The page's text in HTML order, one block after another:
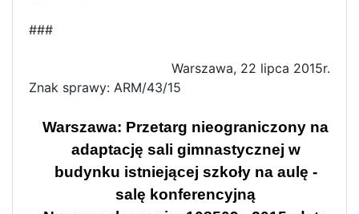
###
Warszawa, 22 lipca 2015r.
Znak sprawy: ARM/43/15
Warszawa: Przetarg nieograniczony na
adaptację sali gimnastycznej w
budynku istniejącej szkoły na aulę -
salę konferencyjną